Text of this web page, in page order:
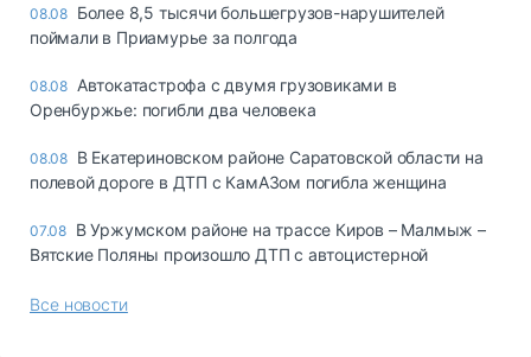
08.08 Более 8,5 тысячи большегрузов-нарушителей
поймали в Приамурье за полгода
08.08 Автокатастрофа с двумя грузовиками в
Оренбуржье: погибли два человека
08.08 В Екатериновском районе Саратовской области на
полевой дороге в ДТП с КамАЗом погибла женщина
07.08 В Уржумском районе на трассе Киров – Малмыж –
Вятские Поляны произошло ДТП с автоцистерной
Все новости